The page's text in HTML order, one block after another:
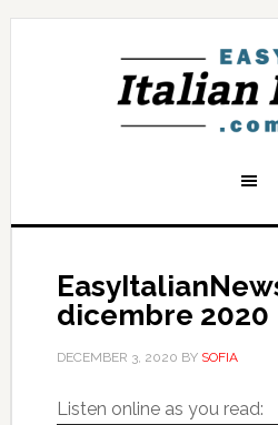
dicembre 2020
DECEMBER 3, 2020 BY SOFIA
Listen online as you read: